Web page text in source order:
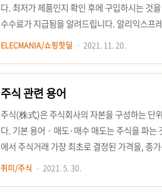
다. 최저가 제품인지 확인 후에 구입하시는 것
수수료가 지급됨을 알려드립니다. 알리익스프
100W USB C to USB Type C 케이블 USB C
OFF|100W USB C to USB Type C 케이블
ELECMANIA/쇼핑핫딜 2021. 11. 20.
주식 관련 용어
주식(株式)은 주식회사의 자본을 구성하는 단
다. 기본 용어 · 매도·매수 매도는 주식을 파
에서 주식거래 가장 최초로 결정된 가격을, 종
총액 시가총액은 전 상장주식을 시가로 평가한
취미/주식 2021. 5. 30.